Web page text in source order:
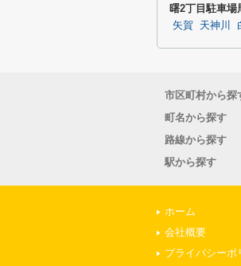
曙2丁目駐車場
矢賀 天神川
市区町村から探
町名から探す
路線から探す
駅から探す
ホーム
会社概要
プライバシーポ